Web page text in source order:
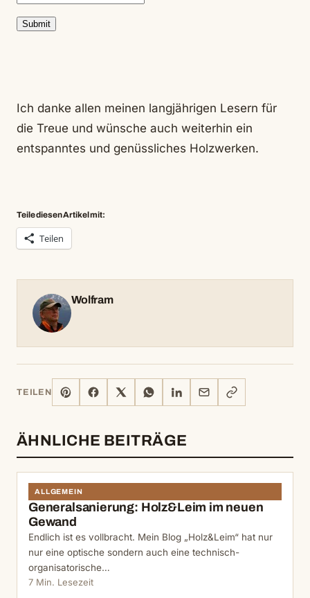
Ich danke allen meinen langjährigen Lesern für
die Treue und wünsche auch weiterhin ein
entspanntes und genüssliches Holzwerken.
Teile diesen Artikel mit:
Teilen
Wolfram
TEILEN
PINTERESTFACEBOOK WHATSAPPLINKEDIN
MAIL
LINK
KOPIEREN
ÄHNLICHE BEITRÄGE
ALLGEMEIN
Generalsanierung: Holz&Leim im neuen
Gewand
Endlich ist es vollbracht. Mein Blog „Holz&Leim“ hat nur
nur eine optische sondern auch eine technisch-
organisatorische…
7 Min. Lesezeit